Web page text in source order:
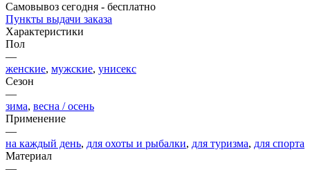
Самовывоз сегодня - бесплатно
Пункты выдачи заказа
Характеристики
Пол
—
женские, мужские, унисекс
Сезон
—
зима, весна / осень
Применение
—
на каждый день, для охоты и рыбалки, для туризма, для спорта
Материал